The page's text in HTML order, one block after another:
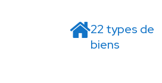
22 types de
biens